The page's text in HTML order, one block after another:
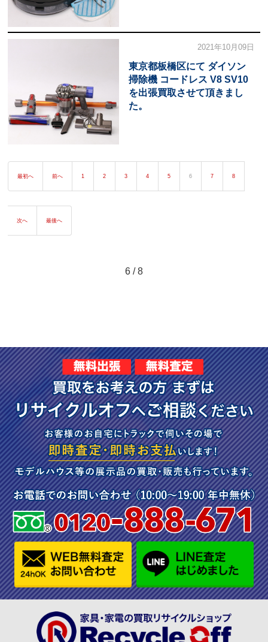
2021年10月09日
東京都板橋区にて ダイソン
掃除機 コードレス V8 SV10
を出張買取させて頂きまし
た。
最初へ 前へ 1 2 3 4 5 6 7 8
次へ 最後へ
6 / 8